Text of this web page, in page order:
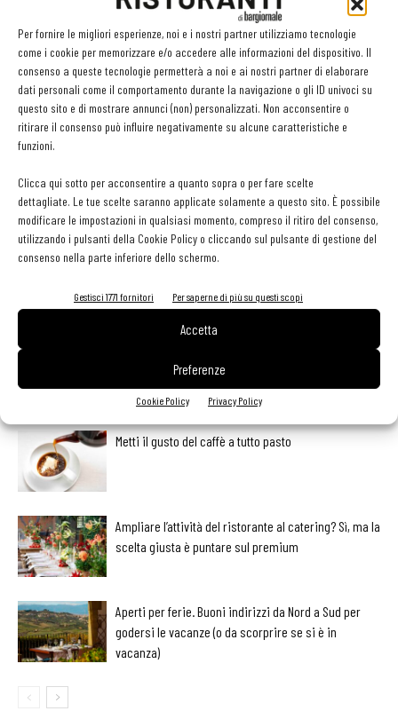
Per fornire le migliori esperienze, noi e i nostri partner utilizziamo tecnologie
come i cookie per memorizzare e/o accedere alle informazioni del dispositivo. Il
consenso a queste tecnologie permetterà a noi e ai nostri partner di elaborare
dati personali come il comportamento durante la navigazione o gli ID univoci su
questo sito e di mostrare annunci (non) personalizzati. Non acconsentire o
ritirare il consenso può influire negativamente su alcune caratteristiche e
funzioni.
Clicca qui sotto per acconsentire a quanto sopra o per fare scelte
dettagliate. Le tue scelte saranno applicate solamente a questo sito. È possibile
modificare le impostazioni in qualsiasi momento, compreso il ritiro del consenso,
utilizzando i pulsanti della Cookie Policy o cliccando sul pulsante di gestione del
consenso nella parte inferiore dello schermo.
Gestisci 1771 fornitori Per saperne di più su questi scopi
Accetta
Preferenze
Cookie Policy Privacy Policy
Europe e prosegue -
Sulla base dell’esperienza acquisita, abbiamo
iniziato ad esplorare il mercato italiano, nello specifico focalizzandoci
sulle acque e sui gelati, avendo analizzato il trend di costante crescita
del settore. Recentemente abbiamo consolidato le relazioni
commerciali e abbiamo iniziato a rivolgerci anche al settore dei
succhi e delle birre
TAG Cool Head Europe
Facebook Twitter
Metti il gusto del caffè a tutto pasto
Ampliare l’attività del ristorante al catering? Sì, ma la
scelta giusta è puntare sul premium
Aperti per ferie. Buoni indirizzi da Nord a Sud per
godersi le vacanze (o da scorprire se si è in
vacanza)